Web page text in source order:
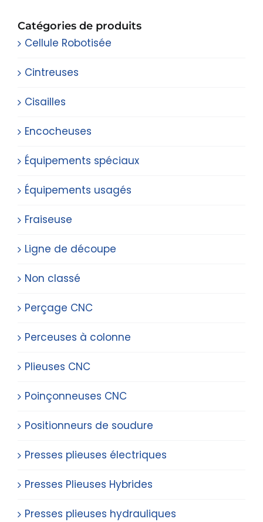
Catégories de produits
Cellule Robotisée
Cintreuses
Cisailles
Encocheuses
Équipements spéciaux
Équipements usagés
Fraiseuse
Ligne de découpe
Non classé
Perçage CNC
Perceuses à colonne
Plieuses CNC
Poinçonneuses CNC
Positionneurs de soudure
Presses plieuses électriques
Presses Plieuses Hybrides
Presses plieuses hydrauliques